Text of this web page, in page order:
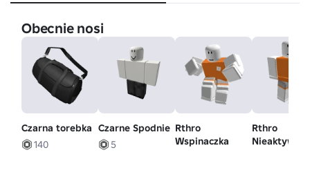
Obecnie nosi
Czarna torebka
140
Czarne Spodnie
5
Rthro
Wspinaczka
Rthro
Nieaktywny